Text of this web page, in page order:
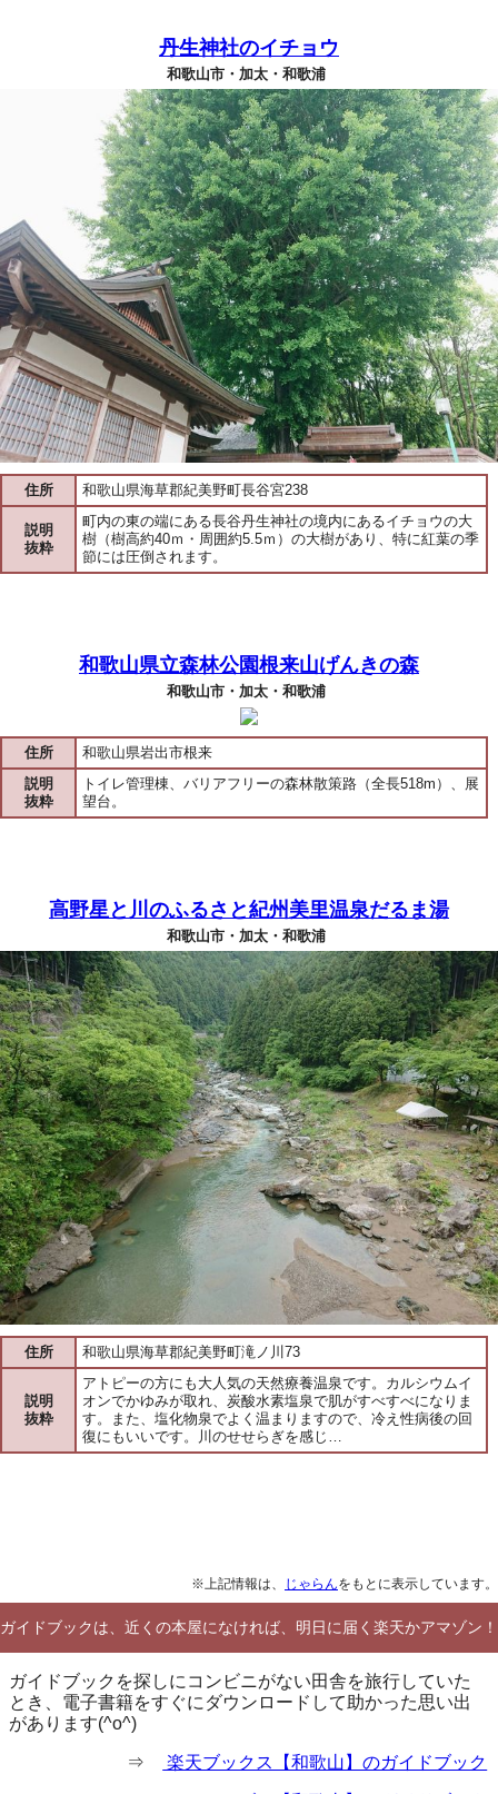
丹生神社のイチョウ
和歌山市・加太・和歌浦
住所 和歌山県海草郡紀美野町長谷宮238
説明
抜粋
町内の東の端にある長谷丹生神社の境内にあるイチョウの大
樹（樹高約40ｍ・周囲約5.5ｍ）の大樹があり、特に紅葉の季
節には圧倒されます。
和歌山県立森林公園根来山げんきの森
和歌山市・加太・和歌浦
住所
和歌山県岩出市根来
説明
抜粋
トイレ管理棟、バリアフリーの森林散策路（全長518m）、展
望台。
高野星と川のふるさと紀州美里温泉だるま湯
和歌山市・加太・和歌浦
住所 和歌山県海草郡紀美野町滝ノ川73
説明
抜粋
アトピーの方にも大人気の天然療養温泉です。カルシウムイ
オンでかゆみが取れ、炭酸水素塩泉で肌がすべすべになりま
す。また、塩化物泉でよく温まりますので、冷え性病後の回
復にもいいです。川のせせらぎを感じ…
※上記情報は、 じゃらんをもとに表示しています。
ガイドブックは、近くの本屋になければ、明日に届く楽天かアマゾン！
ガイドブックを探しにコンビニがない田舎を旅行していた
とき、電子書籍をすぐにダウンロードして助かった思い出
があります(^o^)
⇒ 楽天ブックス【和歌山】のガイドブック